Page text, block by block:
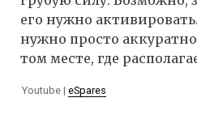
его нужно
нужно просто
том месте, где
Youtube | eSpares